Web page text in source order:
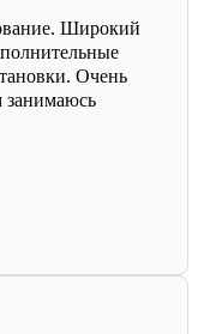
Широкий
Очень
занимаюсь